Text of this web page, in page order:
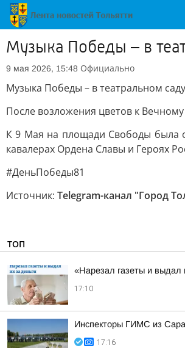
Музыка Победы – в
9 мая 2026, 15:48 Официально
Музыка Победы – в театральном саду
После возложения цветов к
К 9 Мая на площади Свободы была
кавалерах Ордена Славы и Героях
#ДеньПобеды81
Источник: Telegram-канал "Город
ТОП
«Нарезал газеты и выдал
17:10
Инспекторы ГИМС из
17:16